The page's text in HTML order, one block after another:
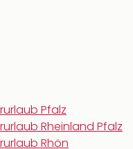
Pfalz
Rheinland Pfalz
Rhön